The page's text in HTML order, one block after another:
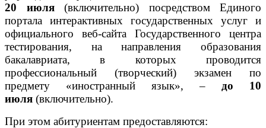
20 июля (включительно) посредством Единого
портала интерактивных государственных услуг и
официального веб-сайта Государственного центра
тестирования, на направления образования
бакалавриата, в которых проводится
профессиональный (творческий) экзамен по
предмету «иностранный язык», – до 10
июля (включительно).
При этом абитуриентам предоставляются: